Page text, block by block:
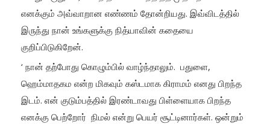
எனக்கும் அவ்வாறான எண்ணம் தோன்றியது. இவ்விடத்தில்
இருந்து நான் உங்களுக்கு நித்யாவின் கதையை
குறிப்பிடுகிறேன்.
‘ நான் தற்போது கொழும்பில் வாழ்ந்தாலும். பதுளை,
ஹெம்மாதகம என்ற மிகவும் கஸ்டமாக கிராமம் எனது பிறந்த
இடம். என் குடும்பத்தில் இரண்டாவது பிள்ளையாக பிறந்த
எனக்கு பெற்றோர் நிமல் என்று பெயர் சூட்டினார்கள். ஒன்றும்